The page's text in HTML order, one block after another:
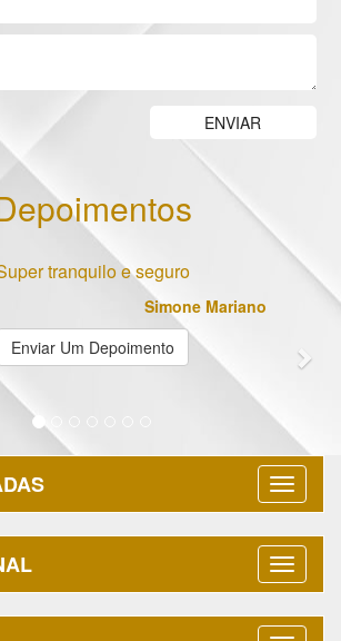
tranquilo e seguro
Simone Mariano
Enviar Um Depoimento